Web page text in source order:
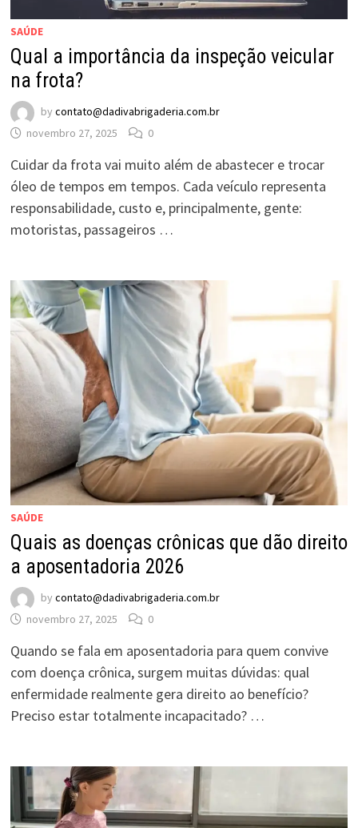
SAÚDE
Qual a importância da inspeção veicular
na frota?
by contato@dadivabrigaderia.com.br
novembro 27, 2025
0
Cuidar da frota vai muito além de abastecer e trocar
óleo de tempos em tempos. Cada veículo representa
responsabilidade, custo e, principalmente, gente:
motoristas, passageiros …
SAÚDE
Quais as doenças crônicas que dão direito
a aposentadoria 2026
by contato@dadivabrigaderia.com.br
novembro 27, 2025
0
Quando se fala em aposentadoria para quem convive
com doença crônica, surgem muitas dúvidas: qual
enfermidade realmente gera direito ao benefício?
Preciso estar totalmente incapacitado? …